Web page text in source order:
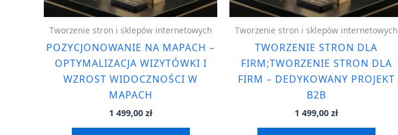
Tworzenie stron i sklepów internetowych
POZYCJONOWANIE NA MAPACH –
OPTYMALIZACJA WIZYTÓWKI I
WZROST WIDOCZNOŚCI W
MAPACH
1 499,00 zł
Tworzenie stron i sklepów internetowych
TWORZENIE STRON DLA
FIRM;TWORZENIE STRON DLA
FIRM – DEDYKOWANY PROJEKT
B2B
1 499,00 zł